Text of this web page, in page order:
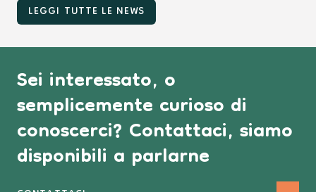
LEGGI TUTTE LE NEWS
Sei interessato, o
semplicemente curioso di
conoscerci? Contattaci, siamo
disponibili a parlarne